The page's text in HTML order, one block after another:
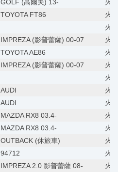
GOLF (高爾夫) 13-
火
TOYOTA FT86
火
火
IMPREZA (影普蕾薩) 00-07
火
TOYOTA AE86
火
IMPREZA (影普蕾薩) 00-07
火
火
AUDI
火
AUDI
火
MAZDA RX8 03.4-
火
MAZDA RX8 03.4-
火
OUTBACK (休旅車)
火
94712
火
IMPREZA 2.0 影普蕾薩 08-
火